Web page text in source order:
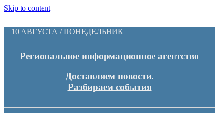
Skip to content
10 АВГУСТА / ПОНЕДЕЛЬНИК
Региональное информационное агентство
Доставляем новости.
Разбираем события